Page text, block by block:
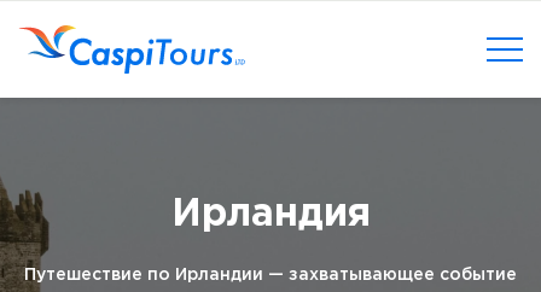
Ирландия
Путешествие по Ирландии — захватывающее событие